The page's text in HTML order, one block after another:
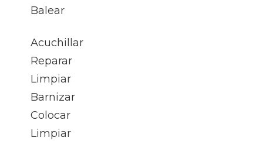
Balear
Acuchillar
Reparar
Limpiar
Barnizar
Colocar
Limpiar